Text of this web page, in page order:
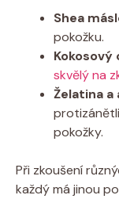
Shea
pokožku.
Kokosový
skvělý na
Želatina a
⁤pokožky.
Při ⁣zkoušení
každý má jinou